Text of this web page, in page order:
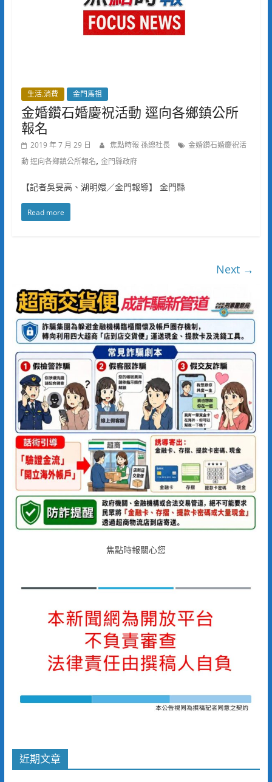
生活.消費 金門馬祖
金婚鑽石婚慶祝活動 逕向各鄉鎮公所
報名
2019 年 7 月 29 日 焦點時報 孫總社長
金婚鑽石婚慶祝活
動 逕向各鄉鎮公所報名, 金門縣政府
【記者吳旻高、湖明嬛／金門報導】 金門縣
Read more
Next →
焦點時報關心您
近期文章